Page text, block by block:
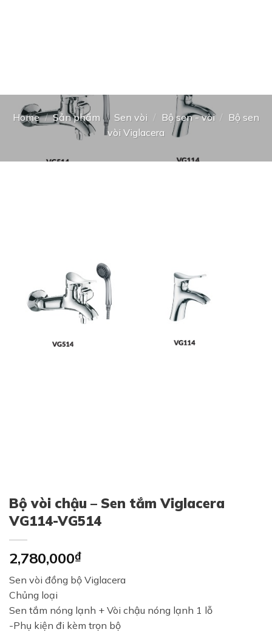
Home / Sản phẩm / Sen vòi / Bộ sen - vòi / Bộ sen
vòi Viglacera
Bộ vòi chậu – Sen tắm Viglacera
VG114-VG514
2,780,000₫
Sen vòi đồng bộ Viglacera
Chủng loại
Sen tắm nóng lạnh + Vòi chậu nóng lạnh 1 lỗ
-Phụ kiện đi kèm trọn bộ